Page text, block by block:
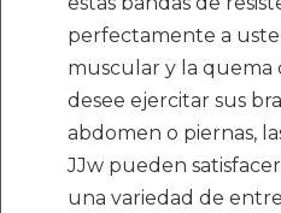
perfectamente a
muscular y la quema
desee ejercitar sus
abdomen o piernas,
JJw pueden
una variedad de